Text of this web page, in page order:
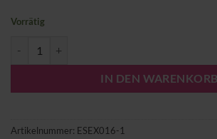
Vorrätig
IN DEN WARENKORB
Artikelnummer: ESEX016-1